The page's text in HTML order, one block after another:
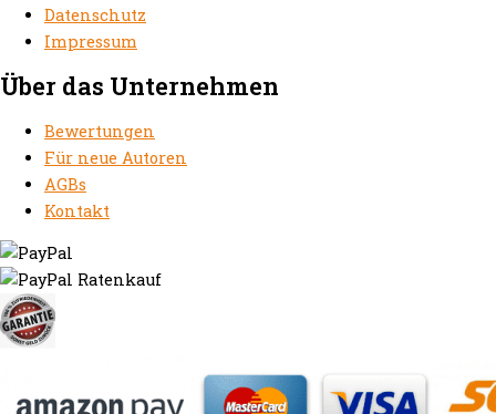
Datenschutz
Impressum
Über das Unternehmen
Bewertungen
Für neue Autoren
AGBs
Kontakt